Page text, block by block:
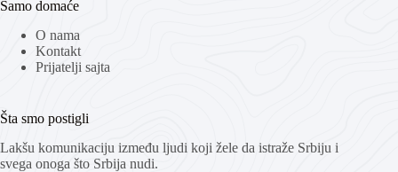
Samo domaće
O nama
Kontakt
Prijatelji sajta
Šta smo postigli
Lakšu komunikaciju između ljudi koji žele da istraže Srbiju i
svega onoga što Srbija nudi.